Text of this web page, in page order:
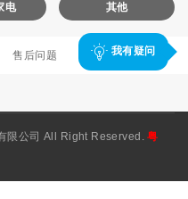
我有疑问
电 其他
售后问题 其他问题
限公司 All Right Reserved.粤